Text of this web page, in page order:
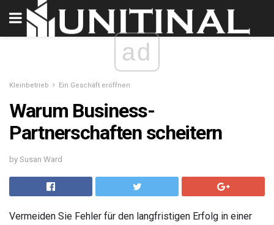
ad
Kleinbetrieb Ein Geschäft eröffnen
Warum Business-
Partnerschaften scheitern
by Susan Ward
Vermeiden Sie Fehler für den langfristigen Erfolg in einer